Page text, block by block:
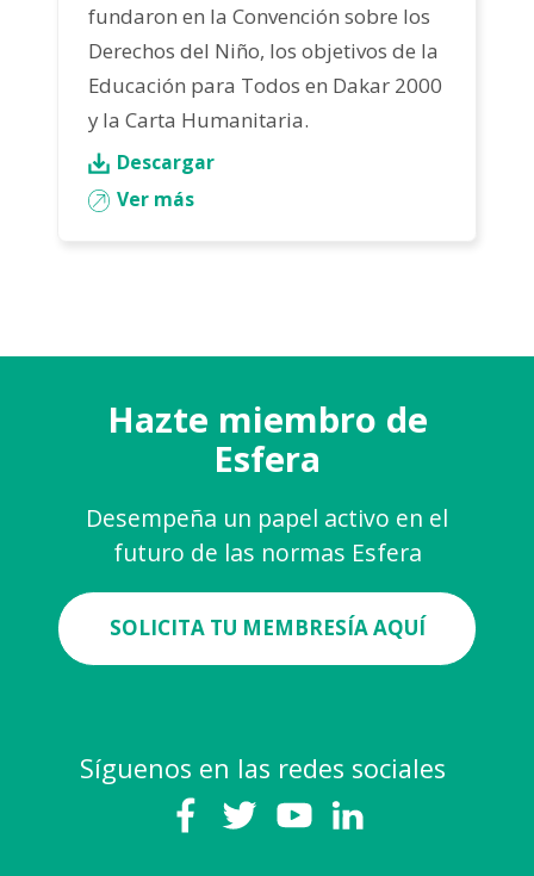
fundaron en la Convención sobre los
Derechos del Niño, los objetivos de la
Educación para Todos en Dakar 2000
y la Carta Humanitaria.
Descargar
Ver más
Hazte miembro de
Esfera
Desempeña un papel activo en el
futuro de las normas Esfera
SOLICITA TU MEMBRESÍA AQUÍ
Síguenos en las redes sociales